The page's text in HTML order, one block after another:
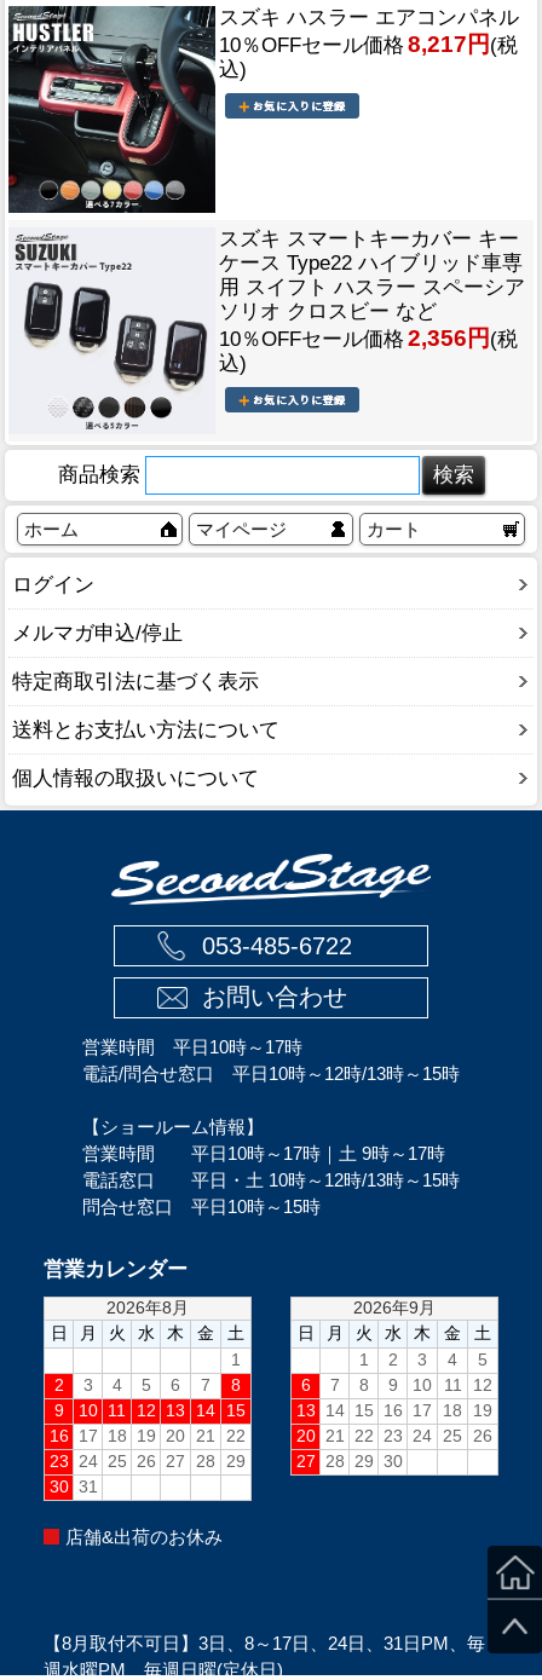
スズキ ハスラー エアコンパネル
10％OFFセール価格 8,217円 (税
込)
スズキ スマートキーカバー キー
ケース Type22 ハイブリッド車専
用 スイフト ハスラー スペーシア
ソリオ クロスビー など
10％OFFセール価格 2,356円 (税
込)
商品検索
ホーム マイページ カート
ログイン
メルマガ申込/停止
特定商取引法に基づく表示
送料とお支払い方法について
個人情報の取扱いについて
053-485-6722
お問い合わせ
営業時間 平日10時～17時
電話/問合せ窓口 平日10時～12時/13時～15時
【ショールーム情報】
営業時間 平日10時～17時｜土 9時～17時
電話窓口 平日・土 10時～12時/13時～15時
問合せ窓口 平日10時～15時
営業カレンダー
店舗&出荷のお休み
【8月取付不可日】3日、8～17日、24日、31日PM、毎
週水曜PM、毎週日曜(定休日)